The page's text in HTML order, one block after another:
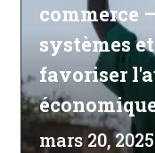
commerce
systèmes
favoriser
mars 20, 2025